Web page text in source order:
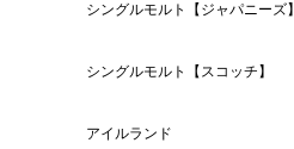
シングルモルト【ジャパニーズ】
シングルモルト【スコッチ】
アイルランド